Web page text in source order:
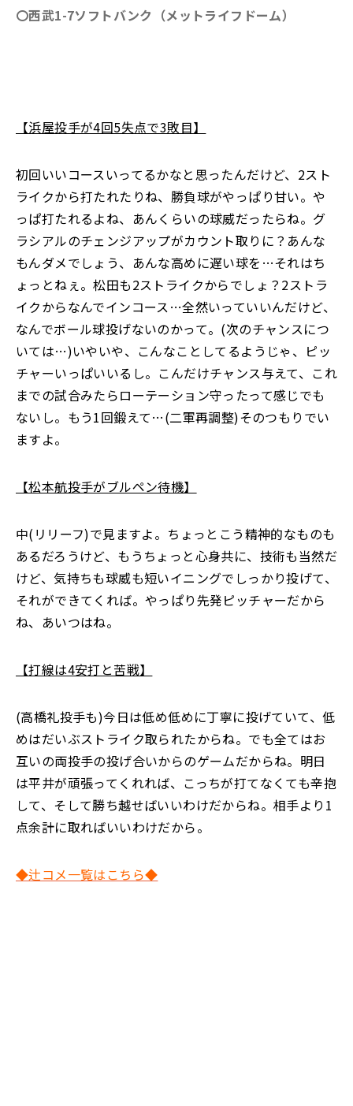
〇西武1-7ソフトバンク（メットライフドーム）
【浜屋投手が4回5失点で3敗目】
初回いいコースいってるかなと思ったんだけど、2スト
ライクから打たれたりね、勝負球がやっぱり甘い。や
っぱ打たれるよね、あんくらいの球威だったらね。グ
ラシアルのチェンジアップがカウント取りに？あんな
もんダメでしょう、あんな高めに遅い球を…それはち
ょっとねぇ。松田も2ストライクからでしょ？2ストラ
イクからなんでインコース…全然いっていいんだけど、
なんでボール球投げないのかって。(次のチャンスにつ
いては…)いやいや、こんなことしてるようじゃ、ピッ
チャーいっぱいいるし。こんだけチャンス与えて、これ
までの試合みたらローテーション守ったって感じでも
ないし。もう1回鍛えて…(二軍再調整)そのつもりでい
ますよ。
【松本航投手がブルペン待機】
中(リリーフ)で見ますよ。ちょっとこう精神的なものも
あるだろうけど、もうちょっと心身共に、技術も当然だ
けど、気持ちも球威も短いイニングでしっかり投げて、
それができてくれば。やっぱり先発ピッチャーだから
ね、あいつはね。
【打線は4安打と苦戦】
(高橋礼投手も)今日は低め低めに丁寧に投げていて、低
めはだいぶストライク取られたからね。でも全てはお
互いの両投手の投げ合いからのゲームだからね。明日
は平井が頑張ってくれれば、こっちが打てなくても辛抱
して、そして勝ち越せばいいわけだからね。相手より1
点余計に取ればいいわけだから。
◆辻コメ一覧はこちら◆